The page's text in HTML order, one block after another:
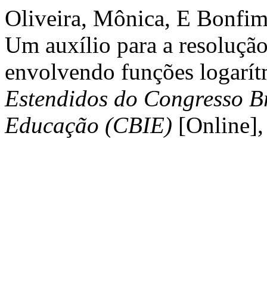
Oliveira, Mônica, E
Um auxílio para a
envolvendo funções
Estendidos do Congresso
Educação (CBIE)